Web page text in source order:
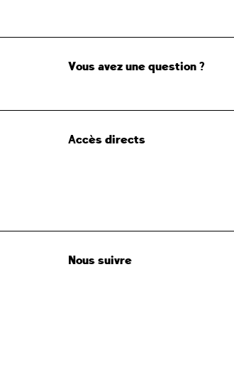
Vous avez une question ?
Accès directs
Nous suivre